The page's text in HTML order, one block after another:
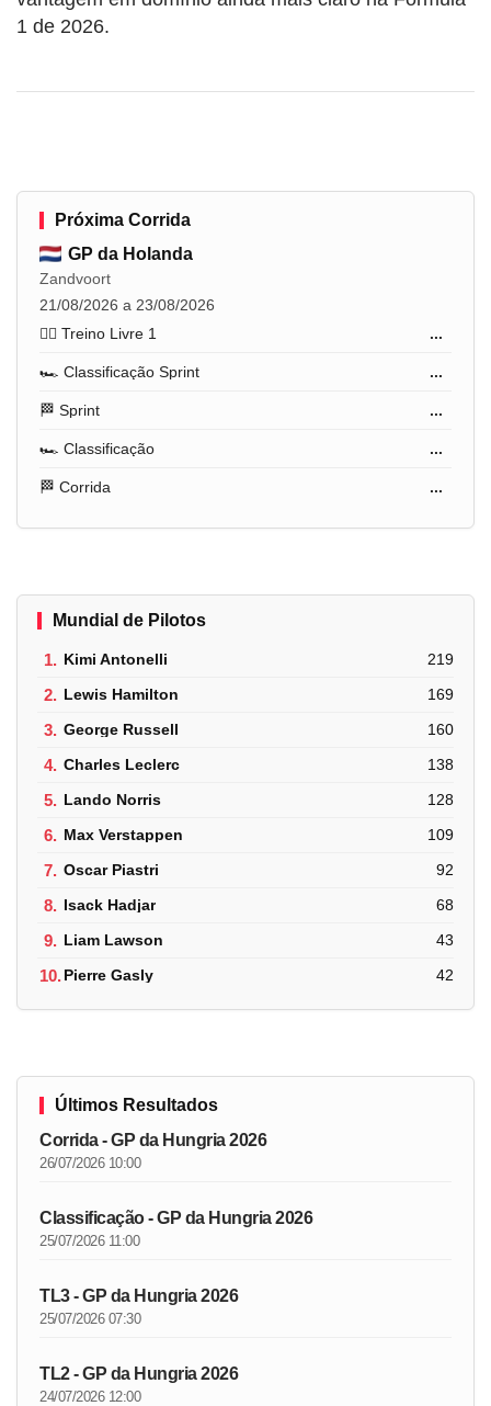
1 de 2026.
Próxima Corrida
GP da Holanda
Zandvoort
21/08/2026 a 23/08/2026
🏋️‍♂️ Treino Livre 1
...
🏎️ Classificação Sprint ...
🏁 Sprint ...
🏎️ Classificação ...
🏁 Corrida ...
Mundial de Pilotos
1. Kimi Antonelli 219
2. Lewis Hamilton 169
3. George Russell 160
4. Charles Leclerc 138
5. Lando Norris 128
6. Max Verstappen 109
7. Oscar Piastri 92
8. Isack Hadjar 68
9. Liam Lawson 43
10.Pierre Gasly 42
Últimos Resultados
Corrida - GP da Hungria 2026
26/07/2026 10:00
Classificação - GP da Hungria 2026
25/07/2026 11:00
TL3 - GP da Hungria 2026
25/07/2026 07:30
TL2 - GP da Hungria 2026
24/07/2026 12:00